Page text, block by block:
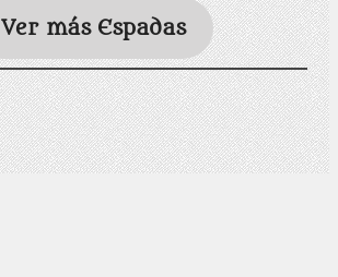
Ver más Espadas